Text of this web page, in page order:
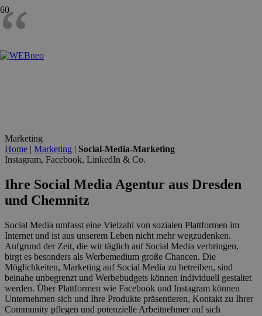
Marketing
Home | Marketing | Social-Media-Marketing
Instagram, Facebook, LinkedIn & Co.
Ihre Social Media Agentur aus Dresden
und Chemnitz
Social Media umfasst eine Vielzahl von sozialen Plattformen im
Internet und ist aus unserem Leben nicht mehr wegzudenken.
Aufgrund der Zeit, die wir täglich auf Social Media verbringen,
birgt es besonders als Werbemedium große Chancen. Die
Möglichkeiten, Marketing auf Social Media zu betreiben, sind
beinahe unbegrenzt und Werbebudgets können individuell gestaltet
werden. Über Plattformen wie Facebook und Instagram können
Unternehmen sich und Ihre Produkte präsentieren, Kontakt zu Ihrer
Community pflegen und potenzielle Arbeitnehmer auf sich
“
“
“
“
“
“
“
“
“
“
“
“
“
“
“
“